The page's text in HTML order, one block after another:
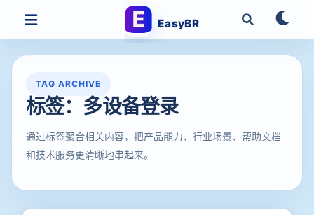
EasyBR
TAG ARCHIVE
标签：多设备登录
通过标签聚合相关内容，把产品能力、行业场景、帮助文档
和技术服务更清晰地串起来。